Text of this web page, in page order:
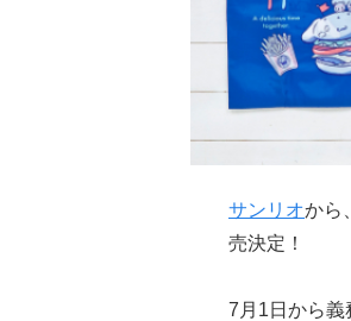
サンリオから
売決定！
7月1日から義